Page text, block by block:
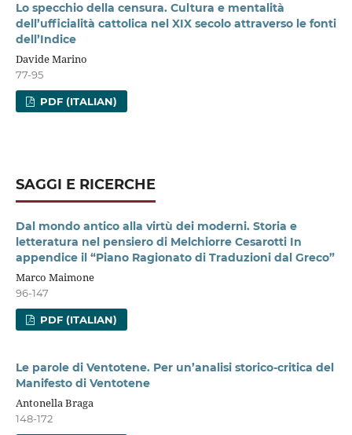
Lo specchio della censura. Cultura e mentalità
dell’ufficialità cattolica nel XIX secolo attraverso le fonti
dell’Indice
Davide Marino
77-95
PDF (ITALIAN)
SAGGI E RICERCHE
Dal mondo antico alla virtù dei moderni. Storia e
letteratura nel pensiero di Melchiorre Cesarotti In
appendice il “Piano Ragionato di Traduzioni dal Greco”
Marco Maimone
96-147
PDF (ITALIAN)
Le parole di Ventotene. Per un’analisi storico-critica del
Manifesto di Ventotene
Antonella Braga
148-172